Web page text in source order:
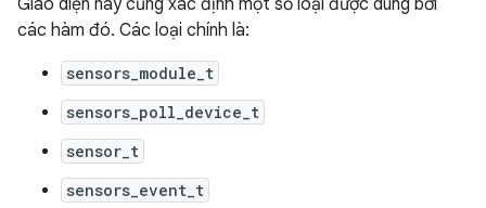
Giao diện này cũng xác định một số loại được dùng bởi
các hàm đó. Các loại chính là:
sensors_module_t
sensors_poll_device_t
sensor_t
sensors_event_t